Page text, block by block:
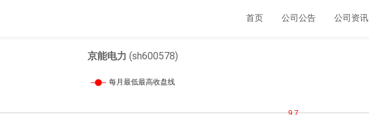
首页 公司公告 公司资讯
京能电力 (sh600578)